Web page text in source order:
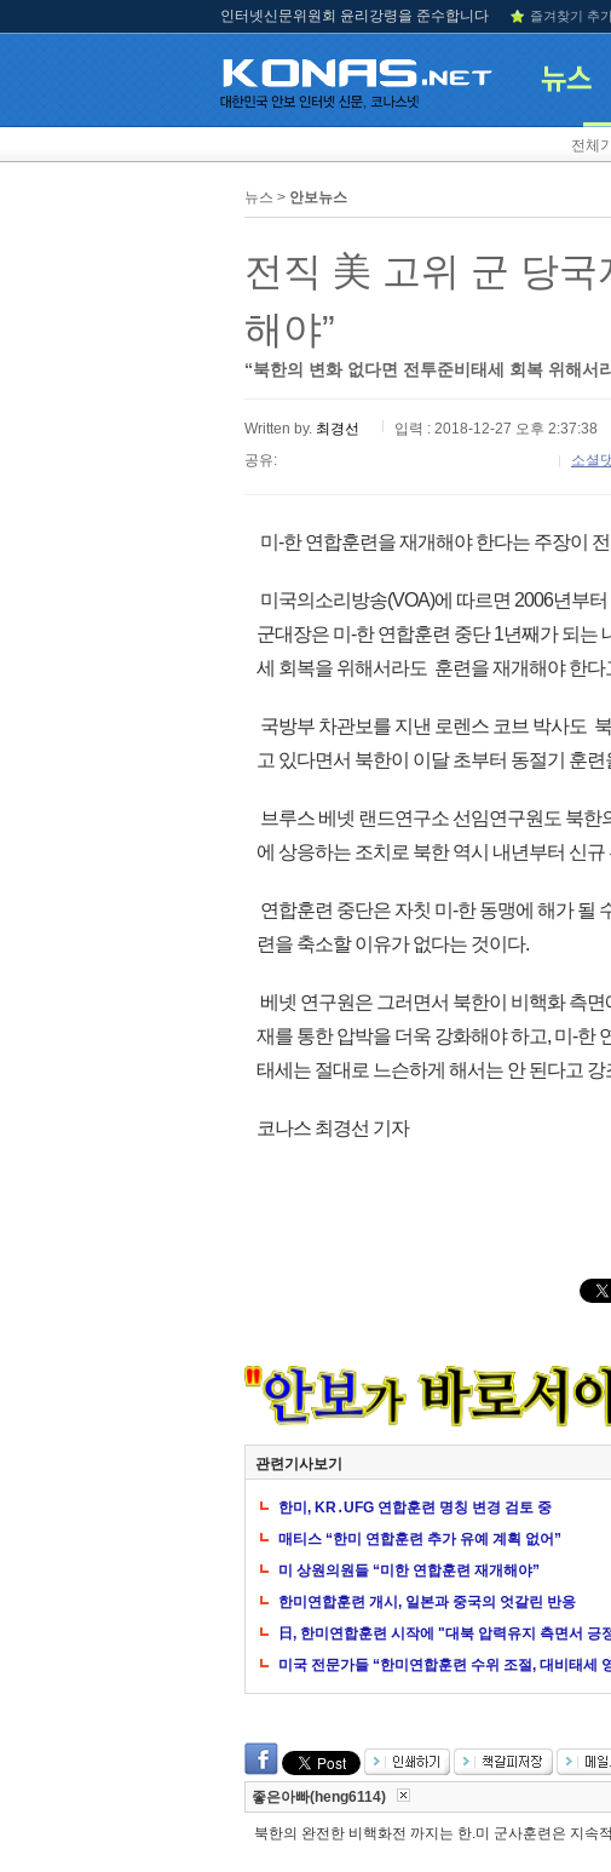
인터넷신문위원회 윤리강령을 준수합니다 즐겨찾기 추
전체
뉴스 > 안보뉴스
전직 美 고위 군 당국
해야”
“북한의 변화 없다면 전투준비태세 회복 위해서
Written by. 최경선
입력 : 2018-12-27 오후 2:37:38
공유:
소셜
미-한 연합훈련을 재개해야 한다는 주장이
미국의소리방송(VOA)에 따르면 2006년부
군대장은 미-한 연합훈련 중단 1년째가 되는
세 회복을 위해서라도 훈련을 재개해야 한다
국방부 차관보를 지낸 로렌스 코브 박사도
고 있다면서 북한이 이달 초부터 동절기 훈
브루스 베넷 랜드연구소 선임연구원도 북
에 상응하는 조치로 북한 역시 내년부터 신
연합훈련 중단은 자칫 미-한 동맹에 해가 될
련을 축소할 이유가 없다는 것이다.
베넷 연구원은 그러면서 북한이 비핵화 측
재를 통한 압박을 더욱 강화해야 하고, 미-한
태세는 절대로 느슨하게 해서는 안 된다고 강
코나스 최경선 기자
관련기사보기
한미, KR․UFG 연합훈련 명칭 변경 검토 중
매티스 “한미 연합훈련 추가 유예 계획 없어”
미 상원의원들 “미한 연합훈련 재개해야”
한미연합훈련 개시, 일본과 중국의 엇갈린 반응
日, 한미연합훈련 시작에 "대북 압력유지 측면서 긍
미국 전문가들 “한미연합훈련 수위 조절, 대비태세
좋은아빠(heng6114)
북한의 완전한 비핵화전 까지는 한.미 군사훈련은 지속